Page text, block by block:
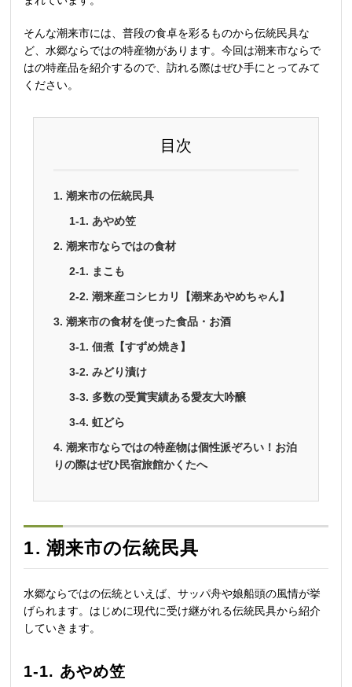
そんな潮来市には、普段の食卓を彩るものから伝統民具な
ど、水郷ならではの特産物があります。今回は潮来市ならで
はの特産品を紹介するので、訪れる際はぜひ手にとってみて
ください。
目次
1. 潮来市の伝統民具
1-1. あやめ笠
2. 潮来市ならではの食材
2-1. まこも
2-2. 潮来産コシヒカリ【潮来あやめちゃん】
3. 潮来市の食材を使った食品・お酒
3-1. 佃煮【すずめ焼き】
3-2. みどり漬け
3-3. 多数の受賞実績ある愛友大吟醸
3-4. 虹どら
4. 潮来市ならではの特産物は個性派ぞろい！お泊
りの際はぜひ民宿旅館かくたへ
1. 潮来市の伝統民具
水郷ならではの伝統といえば、サッパ舟や娘船頭の風情が挙
げられます。はじめに現代に受け継がれる伝統民具から紹介
していきます。
1-1. あやめ笠